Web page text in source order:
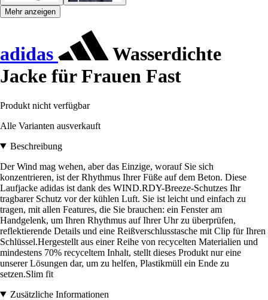
Mehr anzeigen
adidas
Wasserdichte
Jacke für Frauen Fast
Produkt nicht verfügbar
Alle Varianten ausverkauft
Beschreibung
Der Wind mag wehen, aber das Einzige, worauf Sie sich
konzentrieren, ist der Rhythmus Ihrer Füße auf dem Beton. Diese
Laufjacke adidas ist dank des WIND.RDY-Breeze-Schutzes Ihr
tragbarer Schutz vor der kühlen Luft. Sie ist leicht und einfach zu
tragen, mit allen Features, die Sie brauchen: ein Fenster am
Handgelenk, um Ihren Rhythmus auf Ihrer Uhr zu überprüfen,
reflektierende Details und eine Reißverschlusstasche mit Clip für Ihren
Schlüssel.Hergestellt aus einer Reihe von recycelten Materialien und
mindestens 70% recyceltem Inhalt, stellt dieses Produkt nur eine
unserer Lösungen dar, um zu helfen, Plastikmüll ein Ende zu
setzen.Slim fit
Zusätzliche Informationen